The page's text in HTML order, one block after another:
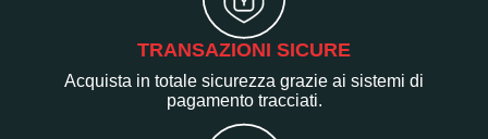
TRANSAZIONI SICURE
Acquista in totale sicurezza grazie ai sistemi di
pagamento tracciati.